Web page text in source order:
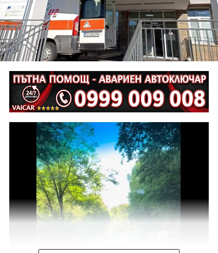
Неотложните следствени действия са извършени от
екип на ОД на МВР – Габрово съвместно с
автоексперт, като на място са изготвени и снимки.
Извършена е аутопсия на тялото на пострадалия и е
назначена съдебномедицинска експертиза.
Предстои назначаването на автотехническа
експертиза относно причините и механизма на
възникналото пътнотранспортно произшествие.
На полицейските органи са възложени оперативно –
издирвателни мероприятия, свързани с
установяване на предходно преминали по трасето
на инкриминираната дата моторни превозни
средства, с евентуално последвало
компрометиране на пътната настилка.
Във връзка с изясняване на този въпрос предстои
назначаване на химическа експертиза на иззети в